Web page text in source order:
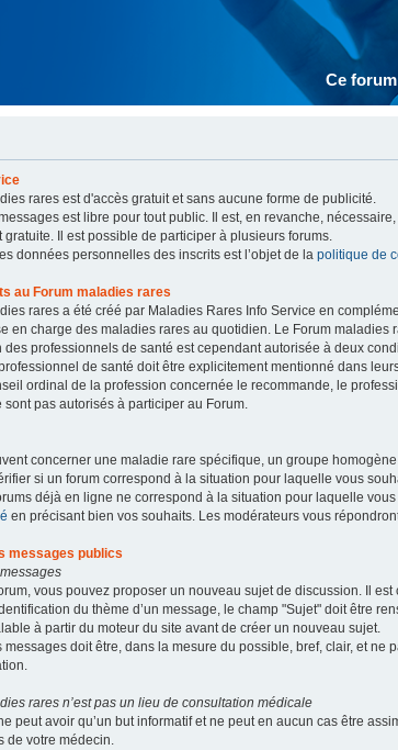
Ce
rares est d'accès gratuit et sans aucune forme de publicité.
est libre pour tout public. Il est, en revanche,
gratuite. Il est possible de participer à plusieurs forums.
données personnelles des inscrits est l’objet de la politique de
au Forum maladies rares
rares a été créé par Maladies Rares Info Service en
en charge des maladies rares au quotidien. Le Forum
des professionnels de santé est cependant autorisée à deux
de santé doit être explicitement mentionné dans
ordinal de la profession concernée le recommande, le
sont pas autorisés à participer au Forum.
concerner une maladie rare spécifique, un groupe
si un forum correspond à la situation pour laquelle vous
déjà en ligne ne correspond à la situation pour laquelle
en précisant bien vos souhaits. Les modérateurs vous
messages publics
vous pouvez proposer un nouveau sujet de discussion. Il
du thème d’un message, le champ "Sujet" doit être
à partir du moteur du site avant de créer un nouveau sujet.
messages doit être, dans la mesure du possible, bref, clair, et ne
rares n’est pas un lieu de consultation médicale
peut avoir qu’un but informatif et ne peut en aucun cas être
de votre médecin.